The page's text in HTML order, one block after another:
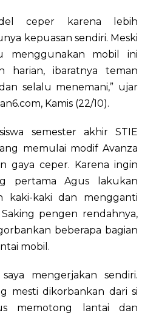
ceper karena lebih
kepuasan sendiri. Meski
menggunakan mobil ini
harian, ibaratnya teman
selalu menemani,” ujar
Kamis (22/10).
semester akhir STIE
memulai modif Avanza
gaya ceper. Karena ingin
pertama Agus lakukan
kaki-kaki dan mengganti
pengen rendahnya,
beberapa bagian
mobil.
mengerjakan sendiri.
mesti dikorbankan dari si
memotong lantai dan